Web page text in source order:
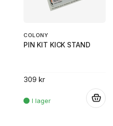
COLONY
PIN KIT KICK STAND
309 kr